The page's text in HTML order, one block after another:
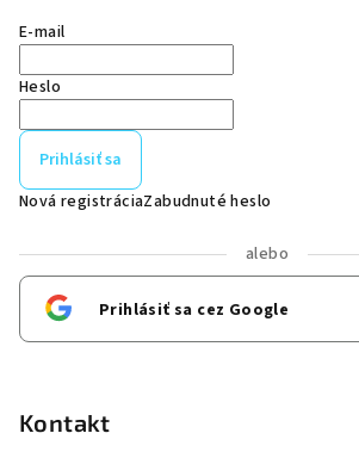
E-mail
Heslo
Prihlásiť sa
Nová registráciaZabudnuté heslo
alebo
Prihlásiť sa cez Google
Kontakt